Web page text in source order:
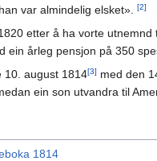
var almindelig elsket». [2]
etter å ha vorte utnemnd
ein årleg pensjon på 350
10. august 1814[3] med den
ein son utvandra til
1814